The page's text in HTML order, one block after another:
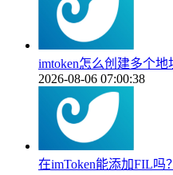
imtoken怎么创建多个
2026-08-06 07:00:38
在imToken能添加FIL吗